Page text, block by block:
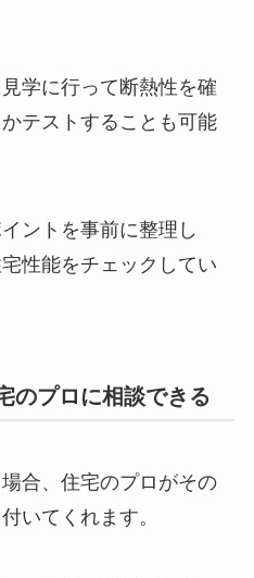
学に行って断熱性を確
テストすることも可能
ントを事前に整理し
性能をチェックしてい
のプロに相談できる
合、住宅のプロがその
いてくれます。